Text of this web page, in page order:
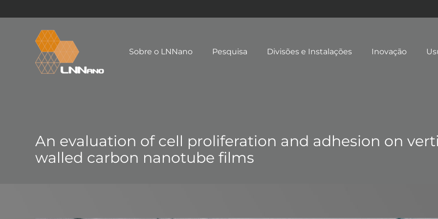
Sobre o LNNano Pesquisa Divisões e Instalações Inovação
An evaluation of cell proliferation and adhesion on
walled carbon nanotube films